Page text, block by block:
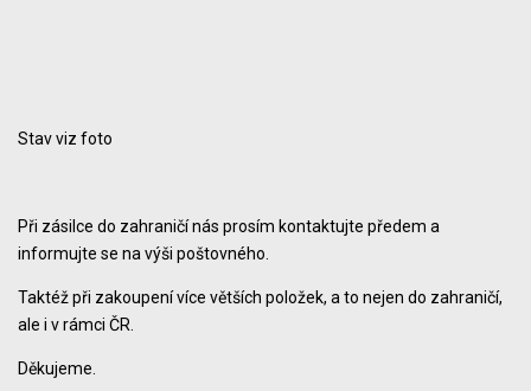
Stav viz foto
Při zásilce do zahraničí nás prosím kontaktujte předem a
informujte se na výši poštovného.
Taktéž při zakoupení více větších položek, a to nejen do zahraničí,
ale i v rámci ČR.
Děkujeme.